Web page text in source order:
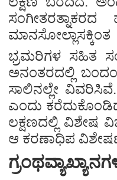
ಭ್ರಮರಿಗಳ ಸಹಿತ
ಅನಂತರದಲ್ಲಿ
ಸಾಲಿನಲ್ಲೇ
ಎಂದು
ಲಕ್ಷಣದಲ್ಲಿ ವಿಶೇಷ
ಆ ಕರಣಾಧಿಪ